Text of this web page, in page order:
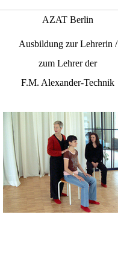
AZAT Berlin
Ausbildung zur Lehrerin /
zum Lehrer der
F.M. Alexander-Technik